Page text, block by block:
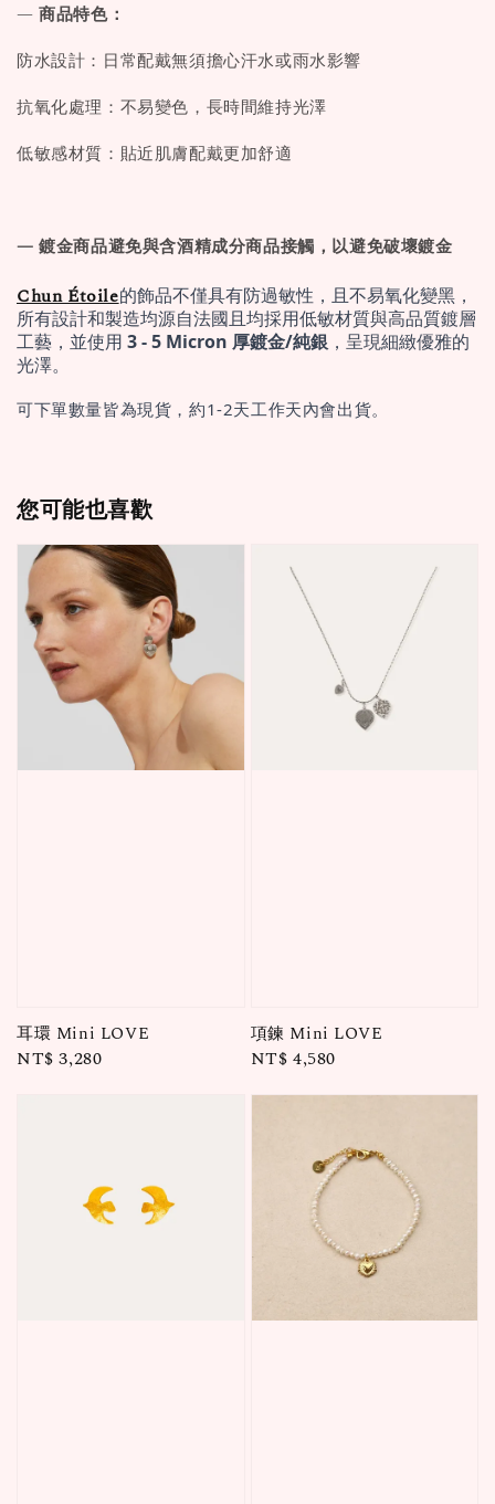
—商品特色：
防水設計：日常配戴無須擔心汗水或雨水影響
抗氧化處理：不易變色，長時間維持光澤
低敏感材質：貼近肌膚配戴更加舒適
— 鍍金商品避免與含酒精成分商品接觸，以避免破壞鍍金
Chun Étoile的飾品不僅具有防過敏性，且不易氧化變黑，
所有設計和製造均源自法國且均採用低敏材質與高品質鍍層
工藝，並使用 3 - 5 Micron 厚鍍金/純銀 ，呈現細緻優雅的
光澤。
可下單數量皆為現貨，約1-2天工作天內會出貨。
您可能也喜歡
耳環 Mini LOVE
Regular
NT$ 3,280
項鍊 Mini LOVE
Regular
NT$ 4,580